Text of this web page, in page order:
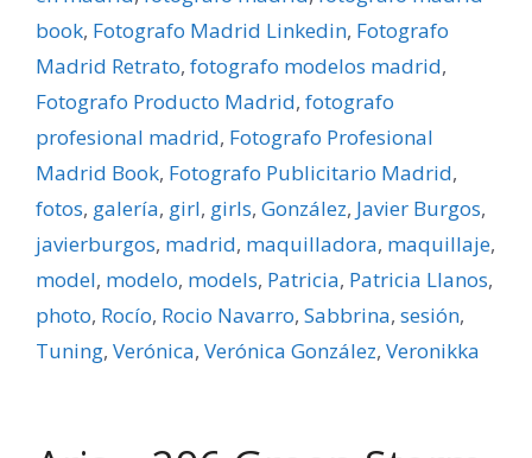
book, Fotografo Madrid Linkedin, Fotografo
Madrid Retrato, fotografo modelos madrid,
Fotografo Producto Madrid, fotografo
profesional madrid, Fotografo Profesional
Madrid Book, Fotografo Publicitario Madrid,
fotos, galerí­a, girl, girls, González, Javier Burgos,
javierburgos, madrid, maquilladora, maquillaje,
model, modelo, models, Patricia, Patricia Llanos,
photo, Rocí­o, Rocio Navarro, Sabbrina, sesión,
Tuning, Verónica, Verónica González, Veronikka